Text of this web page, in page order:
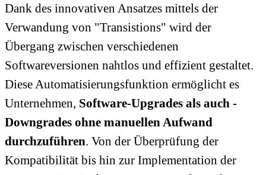
Dank des innovativen Ansatzes mittels der
Verwandung von "Transistions" wird der
Übergang zwischen verschiedenen
Softwareversionen nahtlos und effizient gestaltet.
Diese Automatisierungsfunktion ermöglicht es
Unternehmen, Software-Upgrades als auch -
Downgrades ohne manuellen Aufwand
durchzuführen. Von der Überprüfung der
Kompatibilität bis hin zur Implementation der